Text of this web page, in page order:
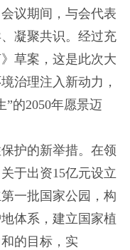
议期间，与会代表
凝聚共识。经过充
草案，这是此次大
治理注入新动力，
的2050年愿景迈
护的新举措。在领
于出资15亿元设立
一批国家公园，构
体系，建立国家植
的目标，实